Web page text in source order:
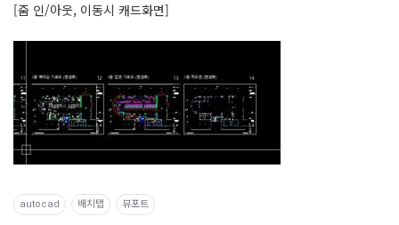
[줌 인/아웃, 이동시 캐드화면]
autocad 배치탭 뷰포트